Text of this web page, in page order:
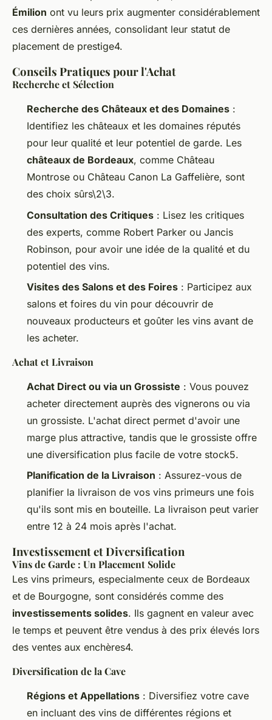
Émilion ont vu leurs prix augmenter considérablement
ces dernières années, consolidant leur statut de
placement de prestige4.
Conseils Pratiques pour l'Achat
Recherche et Sélection
Recherche des Châteaux et des Domaines :
Identifiez les châteaux et les domaines réputés
pour leur qualité et leur potentiel de garde. Les
châteaux de Bordeaux, comme Château
Montrose ou Château Canon La Gaffelière, sont
des choix sûrs\2\3.
Consultation des Critiques : Lisez les critiques
des experts, comme Robert Parker ou Jancis
Robinson, pour avoir une idée de la qualité et du
potentiel des vins.
Visites des Salons et des Foires : Participez aux
salons et foires du vin pour découvrir de
nouveaux producteurs et goûter les vins avant de
les acheter.
Achat et Livraison
Achat Direct ou via un Grossiste : Vous pouvez
acheter directement auprès des vignerons ou via
un grossiste. L'achat direct permet d'avoir une
marge plus attractive, tandis que le grossiste offre
une diversification plus facile de votre stock5.
Planification de la Livraison : Assurez-vous de
planifier la livraison de vos vins primeurs une fois
qu'ils sont mis en bouteille. La livraison peut varier
entre 12 à 24 mois après l'achat.
Investissement et Diversification
Vins de Garde : Un Placement Solide
Les vins primeurs, especialmente ceux de Bordeaux
et de Bourgogne, sont considérés comme des
investissements solides. Ils gagnent en valeur avec
le temps et peuvent être vendus à des prix élevés lors
des ventes aux enchères4.
Diversification de la Cave
Régions et Appellations : Diversifiez votre cave
en incluant des vins de différentes régions et